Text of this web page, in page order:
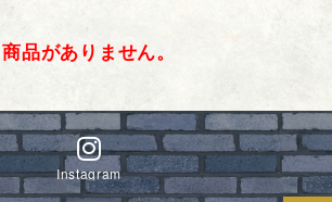
商品がありません。
Instagram